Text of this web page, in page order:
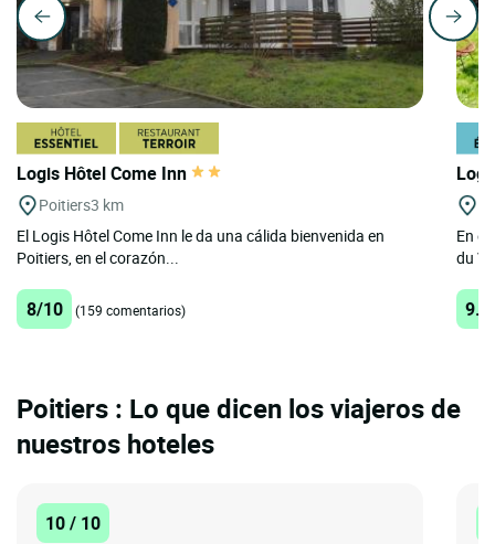
Logis Hôtel Come Inn
Poitiers3 km
El Logis Hôtel Come Inn le da una cálida bienvenida en
Poitiers, en el corazón...
8/10 (159 comentarios)
En
du
Poitiers : Lo que dicen los viajeros de
nuestros hoteles
10 / 10